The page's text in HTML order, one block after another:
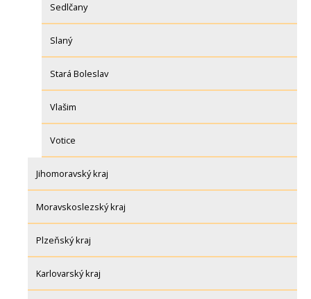
Sedlčany
Slaný
Stará Boleslav
Vlašim
Votice
Jihomoravský kraj
Moravskoslezský kraj
Plzeňský kraj
Karlovarský kraj